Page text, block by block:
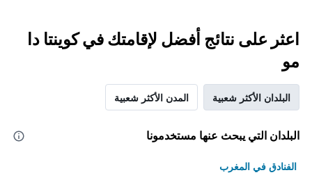
اعثر على نتائج أفضل لإقامتك في كوينتا دا
مو
البلدان الأكثر شعبية المدن الأكثر شعبية
البلدان التي يبحث عنها مستخدمونا
الفنادق في المغرب